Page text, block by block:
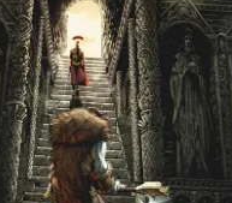
du chaos
Vol. 03/3
Date de parution :
2022
se croyait invincible…
Autres tomes